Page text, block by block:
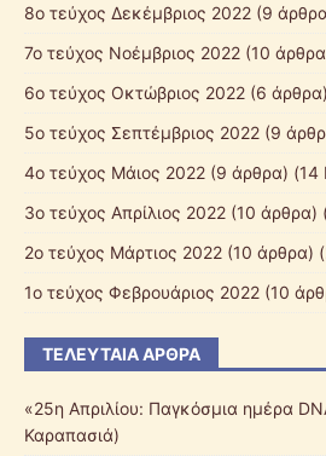
8ο τεύχος Δεκέμβριος 2022 (9
7o τεύχος Νοέμβριος 2022 (10
6o τεύχος Οκτώβριος 2022 (6
5o τεύχος Σεπτέμβριος 2022 (9
4ο τεύχος Μάιος 2022 (9 άρθρα) (14
3ο τεύχος Απρίλιος 2022 (10 άρθρα)
2o τεύχος Μάρτιος 2022 (10 άρθρα)
1o τεύχος Φεβρουάριος 2022 (10
ΤΕΛΕΥΤΑΊΑ ΆΡΘΡΑ
«25η Απριλίου: Παγκόσμια ημέρα
Καραπασιά)